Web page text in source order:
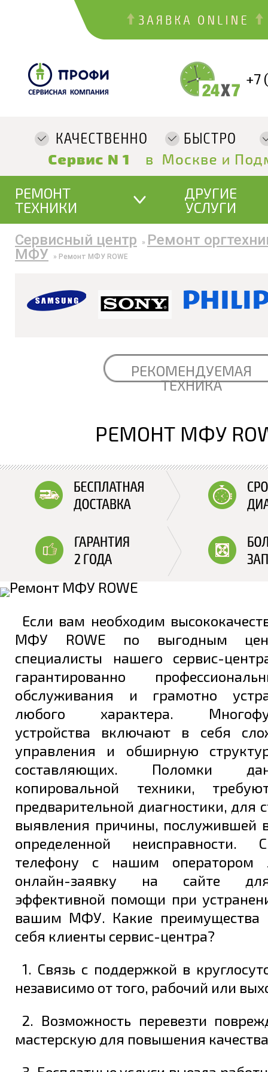
+7
РЕМОНТ
ТЕХНИКИ
ДРУГИЕ
УСЛУГИ
Сервисный центр » Ремонт
МФУ
» Ремонт МФУ ROWE
РЕКОМЕНДУЕМАЯ
ТЕХНИКА
РЕМОНТ МФУ
Если вам необходим
МФУ ROWE по выгодным
специалисты нашего сервис-
гарантированно
обслуживания и грамотно
любого характера.
устройства включают в себя
управления и обширную
составляющих. Поломки
копировальной техники,
предварительной диагностики, для
выявления причины, послужившей
определенной неисправности.
телефону с нашим оператором
онлайн-заявку на сайте
эффективной помощи при
вашим МФУ. Какие преимущества
себя клиенты сервис-центра?
1. Связь с поддержкой в
независимо от того, рабочий или
2. Возможность перевезти
мастерскую для повышения
Задать вопрос